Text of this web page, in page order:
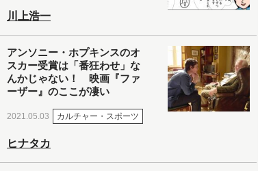
川上浩一
アンソニー・ホプキンスのオ
スカー受賞は「番狂わせ」な
んかじゃない！ 映画『ファ
ーザー』のここが凄い
2021.05.03 カルチャー・スポーツ
ヒナタカ